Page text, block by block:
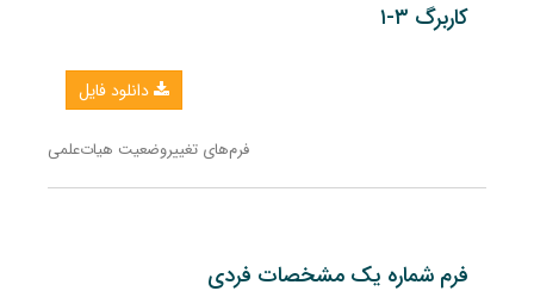
کاربرگ ۳-۱
دانلود فایل
فرم‌های تغییروضعیت هیات‌علمی
فرم شماره یک مشخصات فردی